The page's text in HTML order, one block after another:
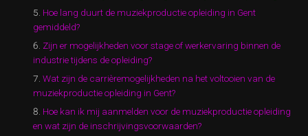
Hoe lang duurt de muziekproductie opleiding in Gent
gemiddeld?
Zijn er mogelijkheden voor stage of werkervaring binnen de
industrie tijdens de opleiding?
Wat zijn de carrièremogelijkheden na het voltooien van de
muziekproductie opleiding in Gent?
Hoe kan ik mij aanmelden voor de muziekproductie opleiding
en wat zijn de inschrijvingsvoorwaarden?